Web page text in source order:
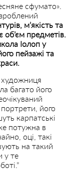
сфумато».
м’якість та
предметів.
Іолоп у
пейзажі та
художниця
багато його
його
карпатські
потужна в
оці, такі
на такий
у те